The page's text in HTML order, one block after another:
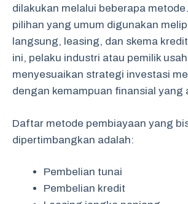
dilakukan melalui beberapa
pilihan yang umum digunakan
langsung, leasing, dan skema
ini, pelaku industri atau pemilik
menyesuaikan strategi investasi
dengan kemampuan finansial yang
Daftar metode pembiayaan yang
dipertimbangkan adalah:
Pembelian tunai
Pembelian kredit